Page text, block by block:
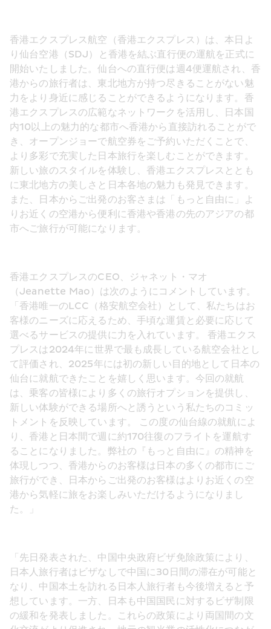
香港エクスプレス航空（香港エクスプレス）は、本日よ
り仙台空港（SDJ）と香港を結ぶ直行便の運航を正式に
開始いたしました。仙台への直行便は週4便運航され、香
港からの旅行者は、東北地方が持つ尽きることがない魅
力をより身近に感じることができるようになります。香
港エクスプレスの広範なネットワークを活用し、日本国
内10以上の魅力的な都市へ香港から直接訪れることがで
き、オープンジョーで航空券をご予約いただくことで、
より多彩で充実した日本旅行を楽しむことができます。
新しい旅のスタイルを体験し、香港エクスプレスととも
に東北地方の美しさと日本各地の魅力も発見できます。
また、日本からご出発のお客さまは「もっと自由に」よ
りお近くの空港から便利に香港や香港の先のアジアの都
市へご旅行が可能になります。
香港エクスプレスのCEO、ジャネット・マオ
（Jeanette Mao）は次のようにコメントしています。
「香港唯一のLCC（格安航空会社）として、私たちはお
客様のニーズに応えるため、手頃な運賃と必要に応じて
選べるサービスの提供に力を入れています。 香港エクス
プレスは2024年に世界で最も成長している航空会社とし
て評価され、2025年には初の新しい目的地として日本の
仙台に就航できたことを嬉しく思います。今回の就航
は、乗客の皆様により多くの旅行オプションを提供し、
新しい体験ができる場所へと誘うという私たちのコミッ
トメントを反映しています。 この度の仙台線の就航によ
り、香港と日本間で週に約170往復のフライトを運航す
ることになりました。弊社の『もっと自由に』の精神を
体現しつつ、香港からのお客様は日本の多くの都市にご
旅行ができ、日本からご出発のお客様はよりお近くの空
港から気軽に旅をお楽しみいただけるようになりまし
た。」
「先日発表された、中国中央政府ビザ免除政策により、
日本人旅行者はビザなしで中国に30日間の滞在が可能と
なり、中国本土を訪れる日本人旅行者も今後増えると予
想しています。一方、日本も中国国民に対するビザ制限
の緩和を発表しました。これらの政策により両国間の文